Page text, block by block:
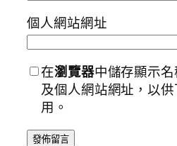
個人網站網址
在瀏覽器中儲存顯示
及個人網站網址，以
用。